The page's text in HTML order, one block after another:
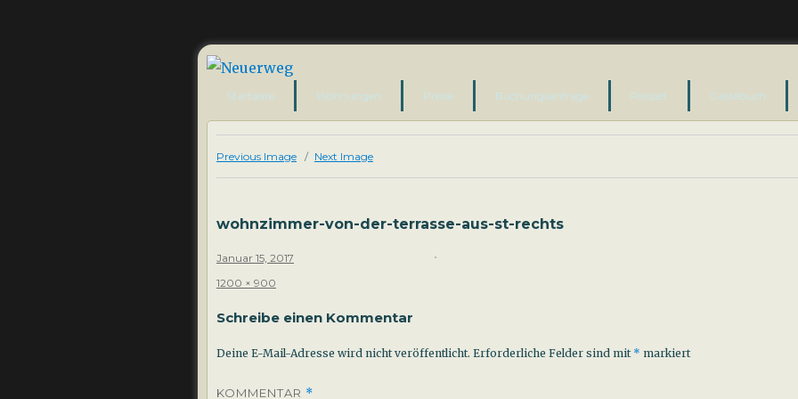
Neuerweg
Startseite Wohnungen Preise Buchungsanfrage Freizeit Gästebuch
Previous Image Next Image
wohnzimmer-von-der-terrasse-aus-st-rechts
Posted
Januar 15, 2017
Full
1200 × 900
Schreibe einen Kommentar
Deine E-Mail-Adresse wird nicht veröffentlicht. Erforderliche Felder sind mit * markiert
KOMMENTAR *